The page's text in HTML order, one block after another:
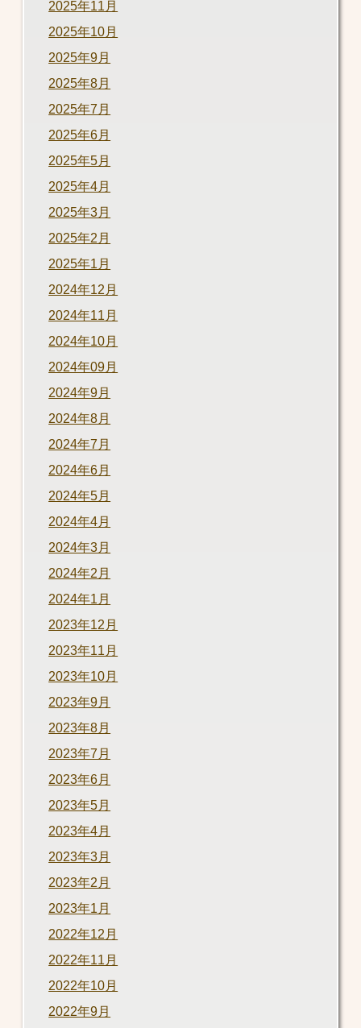
2025年11月
2025年10月
2025年9月
2025年8月
2025年7月
2025年6月
2025年5月
2025年4月
2025年3月
2025年2月
2025年1月
2024年12月
2024年11月
2024年10月
2024年09月
2024年9月
2024年8月
2024年7月
2024年6月
2024年5月
2024年4月
2024年3月
2024年2月
2024年1月
2023年12月
2023年11月
2023年10月
2023年9月
2023年8月
2023年7月
2023年6月
2023年5月
2023年4月
2023年3月
2023年2月
2023年1月
2022年12月
2022年11月
2022年10月
2022年9月